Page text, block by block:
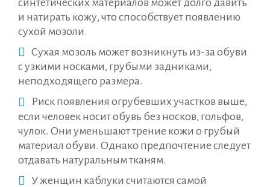
и натирать кожу, что способствует появлению
сухой мозоли.
Сухая мозоль может возникнуть из-за обуви
с узкими носками, грубыми задниками,
неподходящего размера.
Риск появления огрубевших участков выше,
если человек носит обувь без носков, гольфов,
чулок. Они уменьшают трение кожи о грубый
материал обуви. Однако предпочтение следует
отдавать натуральным тканям.
У женщин каблуки считаются самой